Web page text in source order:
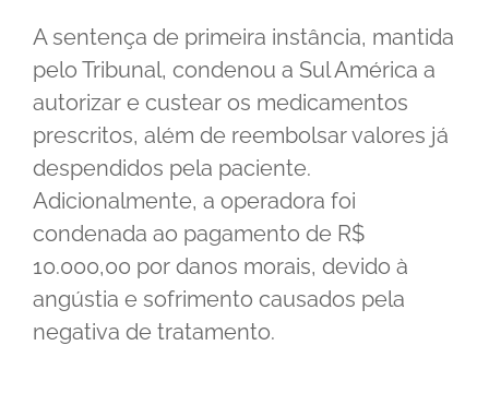
A sentença de primeira instância, mantida
pelo Tribunal, condenou a Sul América a
autorizar e custear os medicamentos
prescritos, além de reembolsar valores já
despendidos pela paciente.
Adicionalmente, a operadora foi
condenada ao pagamento de R$
10.000,00 por danos morais, devido à
angústia e sofrimento causados pela
negativa de tratamento.